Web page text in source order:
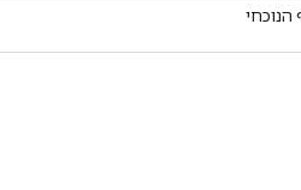
הנוכחי